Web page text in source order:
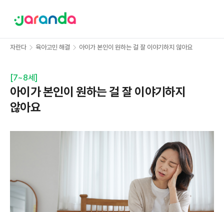
자란다 육아고민 해결 아이가 본인이 원하는 걸 잘 이야기하지 않아요
[7~8세 ]
아이가 본인이 원하는 걸 잘 이야기하지
않아요